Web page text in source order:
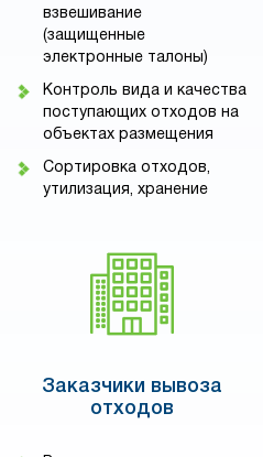
взвешивание
(защищенные
электронные талоны)
Контроль вида и качества
поступающих отходов на
объектах размещения
Сортировка отходов,
утилизация, хранение
Заказчики вывоза
отходов